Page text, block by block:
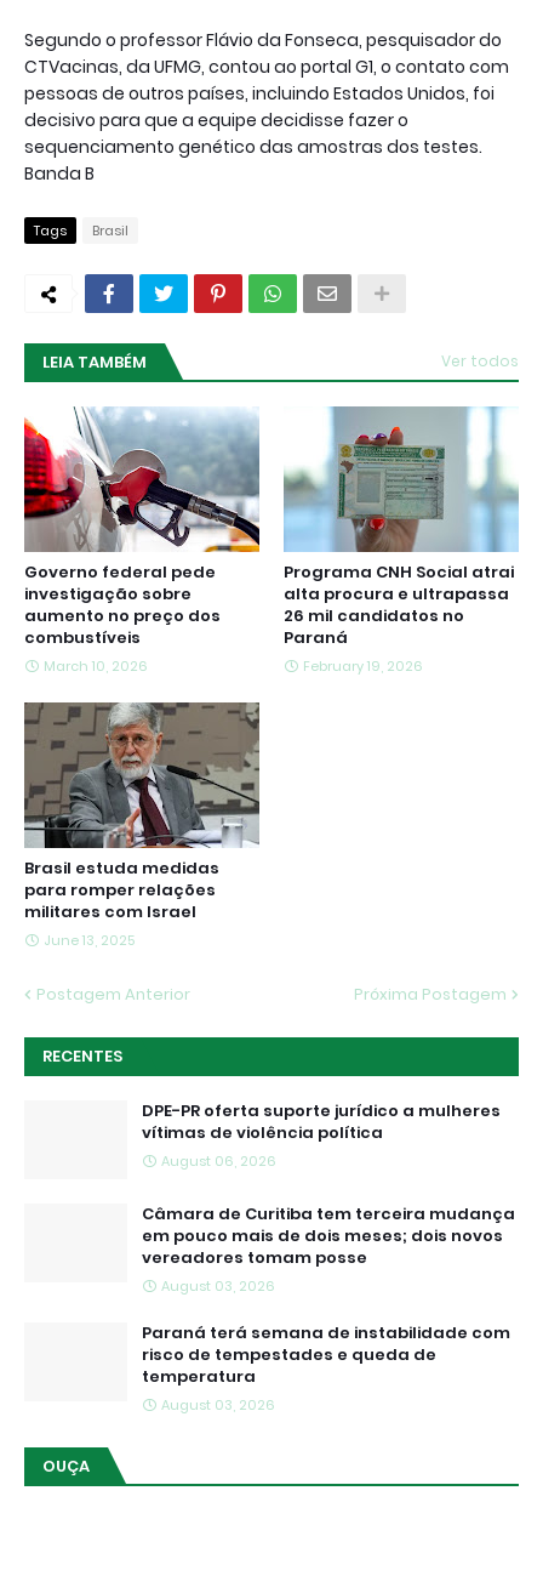
Segundo o professor Flávio da Fonseca, pesquisador do
CTVacinas, da UFMG, contou ao portal G1, o contato com
pessoas de outros países, incluindo Estados Unidos, foi
decisivo para que a equipe decidisse fazer o
sequenciamento genético das amostras dos testes.
Banda B
Tags Brasil
LEIA TAMBÉM Ver todos
Governo federal pede
investigação sobre
aumento no preço dos
combustíveis
March 10, 2026
Programa CNH Social atrai
alta procura e ultrapassa
26 mil candidatos no
Paraná
February 19, 2026
Brasil estuda medidas
para romper relações
militares com Israel
June 13, 2025
Postagem Anterior Próxima Postagem
RECENTES
DPE-PR oferta suporte jurídico a mulheres
vítimas de violência política
August 06, 2026
Câmara de Curitiba tem terceira mudança
em pouco mais de dois meses; dois novos
vereadores tomam posse
August 03, 2026
Paraná terá semana de instabilidade com
risco de tempestades e queda de
temperatura
August 03, 2026
OUÇA